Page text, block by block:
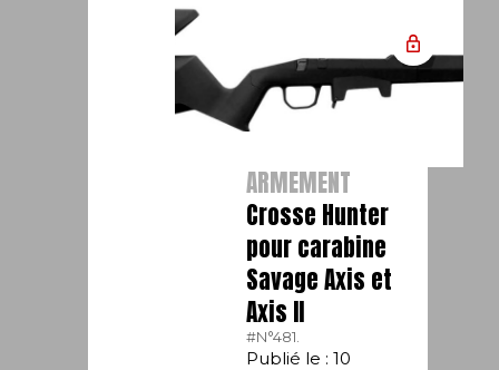
ARMEMENT
Crosse Hunter
pour carabine
Savage Axis et
Axis II
#N°481.
Publié le : 10